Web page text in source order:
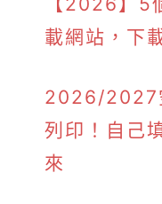
載網站，下
2026/2027
列印！自己
來